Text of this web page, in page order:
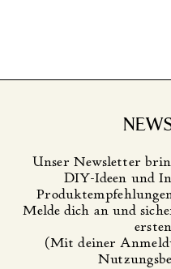
Unser Newsletter
DIY-Ideen und
Melde dich an und
(Mit deiner